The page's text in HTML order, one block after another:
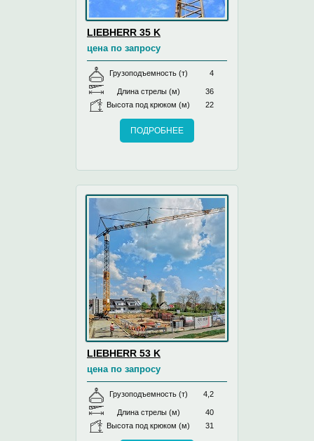
LIEBHERR 35 K
цена по запросу
Грузоподъемность (т) 4
Длина стрелы (м)
36
Высота под крюком (м)
22
ПОДРОБНЕЕ
LIEBHERR 53 K
цена по запросу
Грузоподъемность (т) 4,2
Длина стрелы (м)
40
Высота под крюком (м)
31